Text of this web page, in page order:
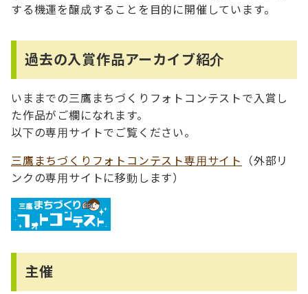
する機運を醸成することを目的に開催しています。
過去の入賞作品アーカイブ紹介
いままでの三鷹まちづくりフォトコンテストで入賞し
た作品がご欄になれます。
以下の専用サイトでご覧ください。
三鷹まちづくりフォトコンテスト専用サイト
（外部リ
ンクの専用サイトに移動します）
主催